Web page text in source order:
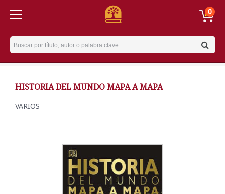
0
Username
HISTORIA DEL MUNDO MAPA A MAPA
VARIOS